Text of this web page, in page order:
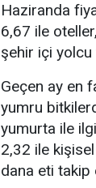
Haziranda
6,67 ile
şehir içi yolcu
Geçen ay en
yumru
yumurta ile
2,32 ile kişisel
dana eti takip